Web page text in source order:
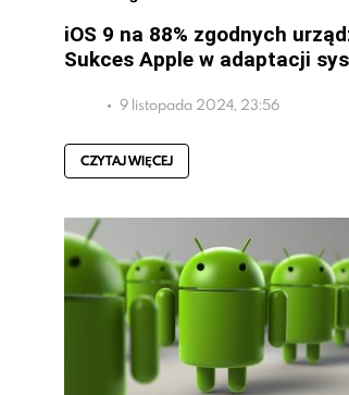
iOS 9 na 88% zgodnych
Sukces Apple w adaptacji
9 listopada 2024, 23:56
CZYTAJ WIĘCEJ